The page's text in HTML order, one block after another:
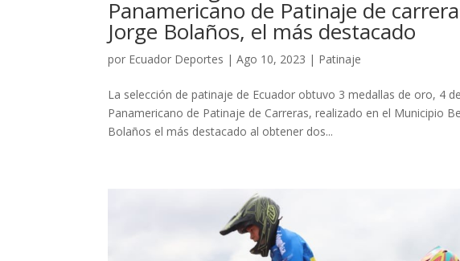
Panamericano de Patinaje de
Jorge Bolaños, el más destacado
por Ecuador Deportes |Ago 10, 2023 | Patinaje
La selección de patinaje de Ecuador obtuvo 3 medallas de oro, 4
Panamericano de Patinaje de Carreras, realizado en el Municipio
Bolaños el más destacado al obtener dos...